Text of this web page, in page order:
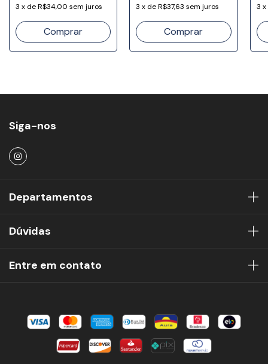
3 x deR$34,00 sem juros 3 x deR$37,63 sem juros 3 x
Siga-nos
Departamentos
Dúvidas
Entre em contato